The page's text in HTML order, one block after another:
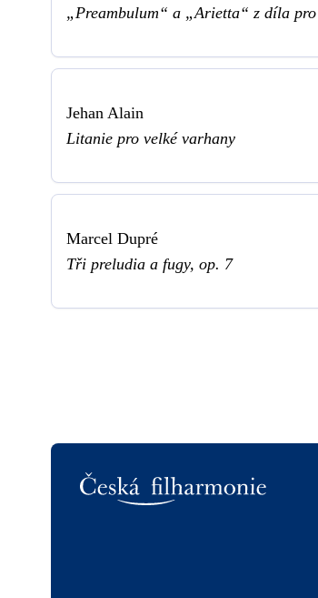
„Preambulum“ a „Arietta“ z díla
Jehan Alain
Litanie pro velké varhany
Marcel Dupré
Tři preludia a fugy, op. 7